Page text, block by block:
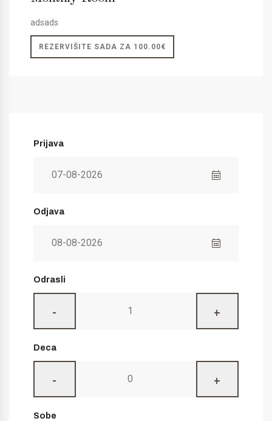
adsads
REZERVIŠITE SADA ZA 100.00€
Prijava
Odjava
Odrasli
- +
Deca
- +
Sobe